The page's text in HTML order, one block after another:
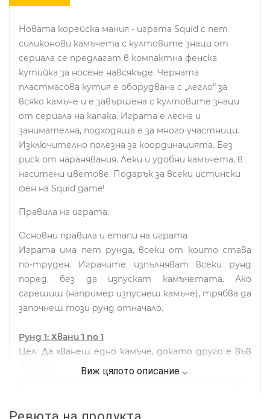
Новата корейска мания - играта Squid с пет
силиконови камъчета с култовите знаци от
сериала се предлагат в компактна фенска
кутийка за носене навсякъде. Черната
пластмасова кутия е оборудвана с „легло“ за
всяко камъче и е завършена с култовите знаци
от сериала на капака. Играта е лесна и
занимателна, подходяща е за много участници.
Изключително полезна за координацията. Без
риск от наранявания. Леки и удобни камъчета, в
наситени цветове. Подарък за всеки истински
фен на Squid game!
Правила на играта:
Основни правила и етапи на играта
Играта има пет рунда, всеки от които става
по-труден. Играчите изпълняват всеки рунд
поред, без да изпускат камъчетата. Ако
сгрешиш (например изпуснеш камъче), трябва да
започнеш този рунд отначало.
Рунд 1: Хвани 1 по 1
Цел: Да хванеш едно камъче, докато друго е във